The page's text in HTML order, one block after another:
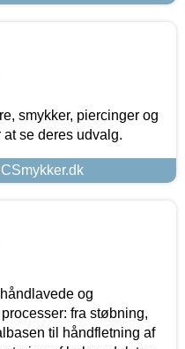
smykker, piercinger og
se deres udvalg.
og
fra støbning,
til håndfletning af